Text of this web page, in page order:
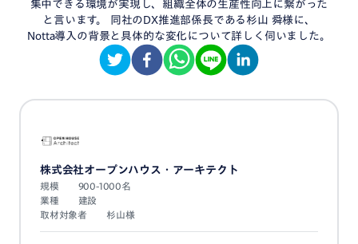
集中できる環境が実現し、 組織全体の生産性向上 に繋がった
と言います。
同社の DX推進部係長である 杉山 舜様に、
Notta導入の背景 と具体的な変化 について詳しく 伺いました。
株式会社オープンハウス・ アーキテクト
規模
900-1000名
業種
建設
取材対象者
杉山様